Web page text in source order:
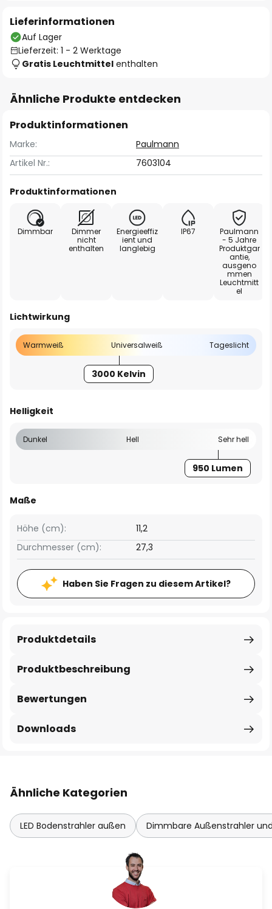
Lieferinformationen
Auf Lager
Lieferzeit: 1 - 2 Werktage
Gratis Leuchtmittel enthalten
Ähnliche Produkte entdecken
Produktinformationen
Marke:
Paulmann
Artikel Nr.:
7603104
Produktinformationen
Dimmbar
Dimmer
nicht
enthalten
Energieeffiz
ient und
langlebig
IP67
Paulmann
- 5 Jahre
Produktgar
antie,
ausgeno
mmen
Leuchtmitt
el
Lichtwirkung
Warmweiß Universalweiß Tageslicht
3000 Kelvin
Helligkeit
Dunkel Hell Sehr hell
950 Lumen
Maße
Höhe (cm):
11,2
Durchmesser (cm):
27,3
Haben Sie Fragen zu diesem Artikel?
Produktbeschreibung
Produktdetails
Bewertungen
Downloads
Ähnliche Kategorien
LED Bodenstrahler außen Dimmbare Außenstrahler